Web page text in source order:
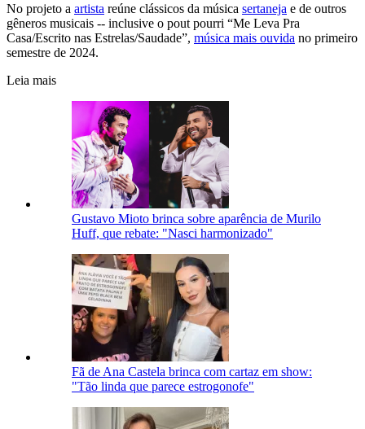
No projeto a artista reúne clássicos da música sertaneja e de outros
gêneros musicais -- inclusive o pout pourri “Me Leva Pra
Casa/Escrito nas Estrelas/Saudade”, música mais ouvida no primeiro
semestre de 2024.
Leia mais
Gustavo Mioto brinca sobre aparência de Murilo
Huff, que rebate: "Nasci harmonizado"
Fã de Ana Castela brinca com cartaz em show:
"Tão linda que parece estrogonofe"